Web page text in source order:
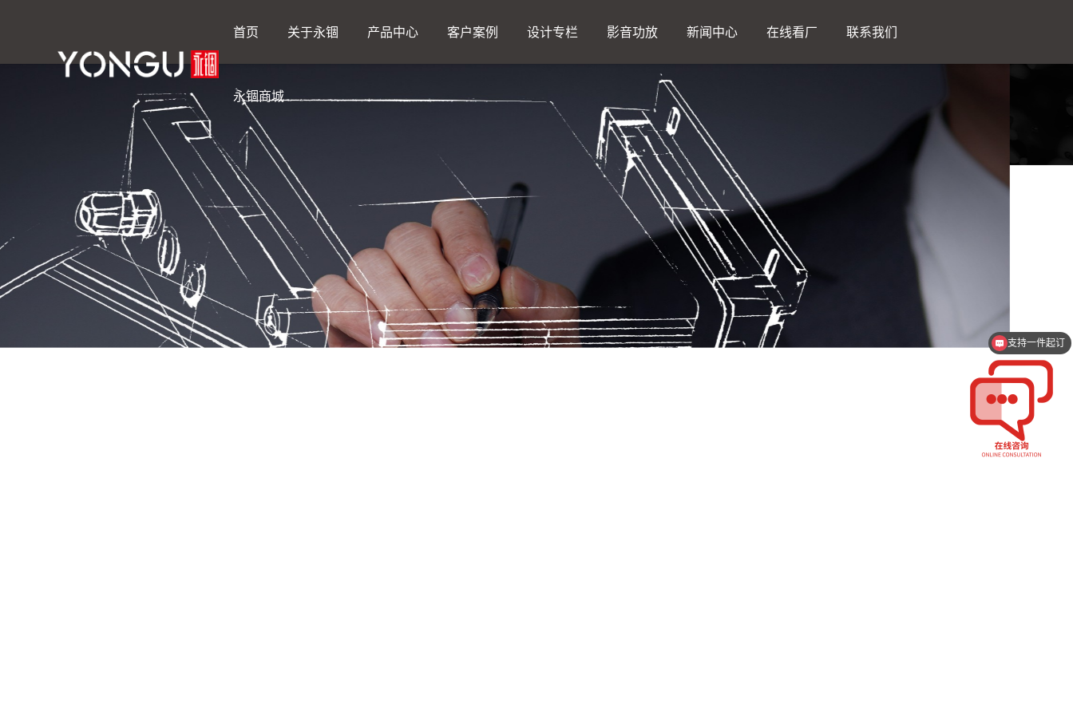
首页 关于永锢 产品中心 客户案例 设计专栏 影音功放 新闻中心 在线看厂 联系我们
永锢商城
工业设计、二次设计